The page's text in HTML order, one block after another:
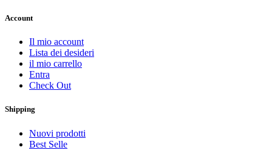
Account
Il mio account
Lista dei desideri
il mio carrello
Entra
Check Out
Shipping
Nuovi prodotti
Best Selle